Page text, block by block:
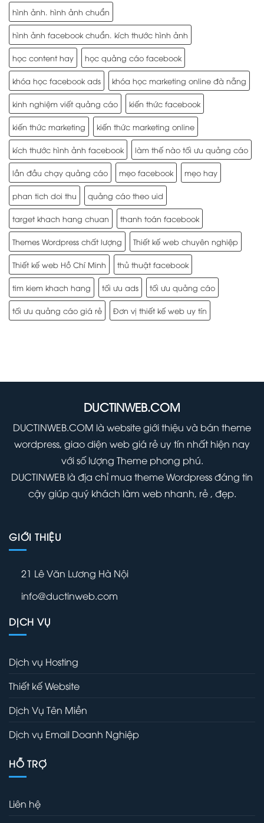
hình ảnh. hình ảnh chuẩn
hình ảnh facebook chuẩn. kích thước hình ảnh
học content hay học quảng cáo facebook
khóa học facebook ads khóa học marketing online đà nẵng
kinh nghiệm viết quảng cáo kiến thức facebook
kiến thức marketing kiến thức marketing online
kích thước hình ảnh facebook làm thế nào tối ưu quảng cáo
lần đầu chạy quảng cáo mẹo facebook mẹo hay
phan tich doi thu quảng cáo theo uid
target khach hang chuan thanh toán facebook
Themes Wordpress chất lượng Thiết kế web chuyên nghiệp
Thiết kế web Hồ Chí Minh thủ thuật facebook
tim kiem khach hang tối ưu ads tối ưu quảng cáo
tối ưu quảng cáo giá rẻ Đơn vị thiết kế web uy tín
DUCTINWEB.COM
DUCTINWEB.COM là website giới thiệu và bán theme
wordpress, giao diện web giá rẻ uy tín nhất hiện nay
với số lượng Theme phong phú.
DUCTINWEB là địa chỉ mua theme Wordpress đáng tin
cậy giúp quý khách làm web nhanh, rẻ , đẹp.
GIỚI THIỆU
21 Lê Văn Lương Hà Nội
info@ductinweb.com
DỊCH VỤ
Dịch vụ Hosting
Thiết kế Website
Dịch Vụ Tên Miền
Dịch vụ Email Doanh Nghiệp
HỖ TRỢ
Liên hệ